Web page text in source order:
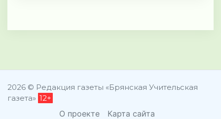
2026 © Редакция газеты «Брянская Учительская
газета» 12+
О проекте Карта сайта